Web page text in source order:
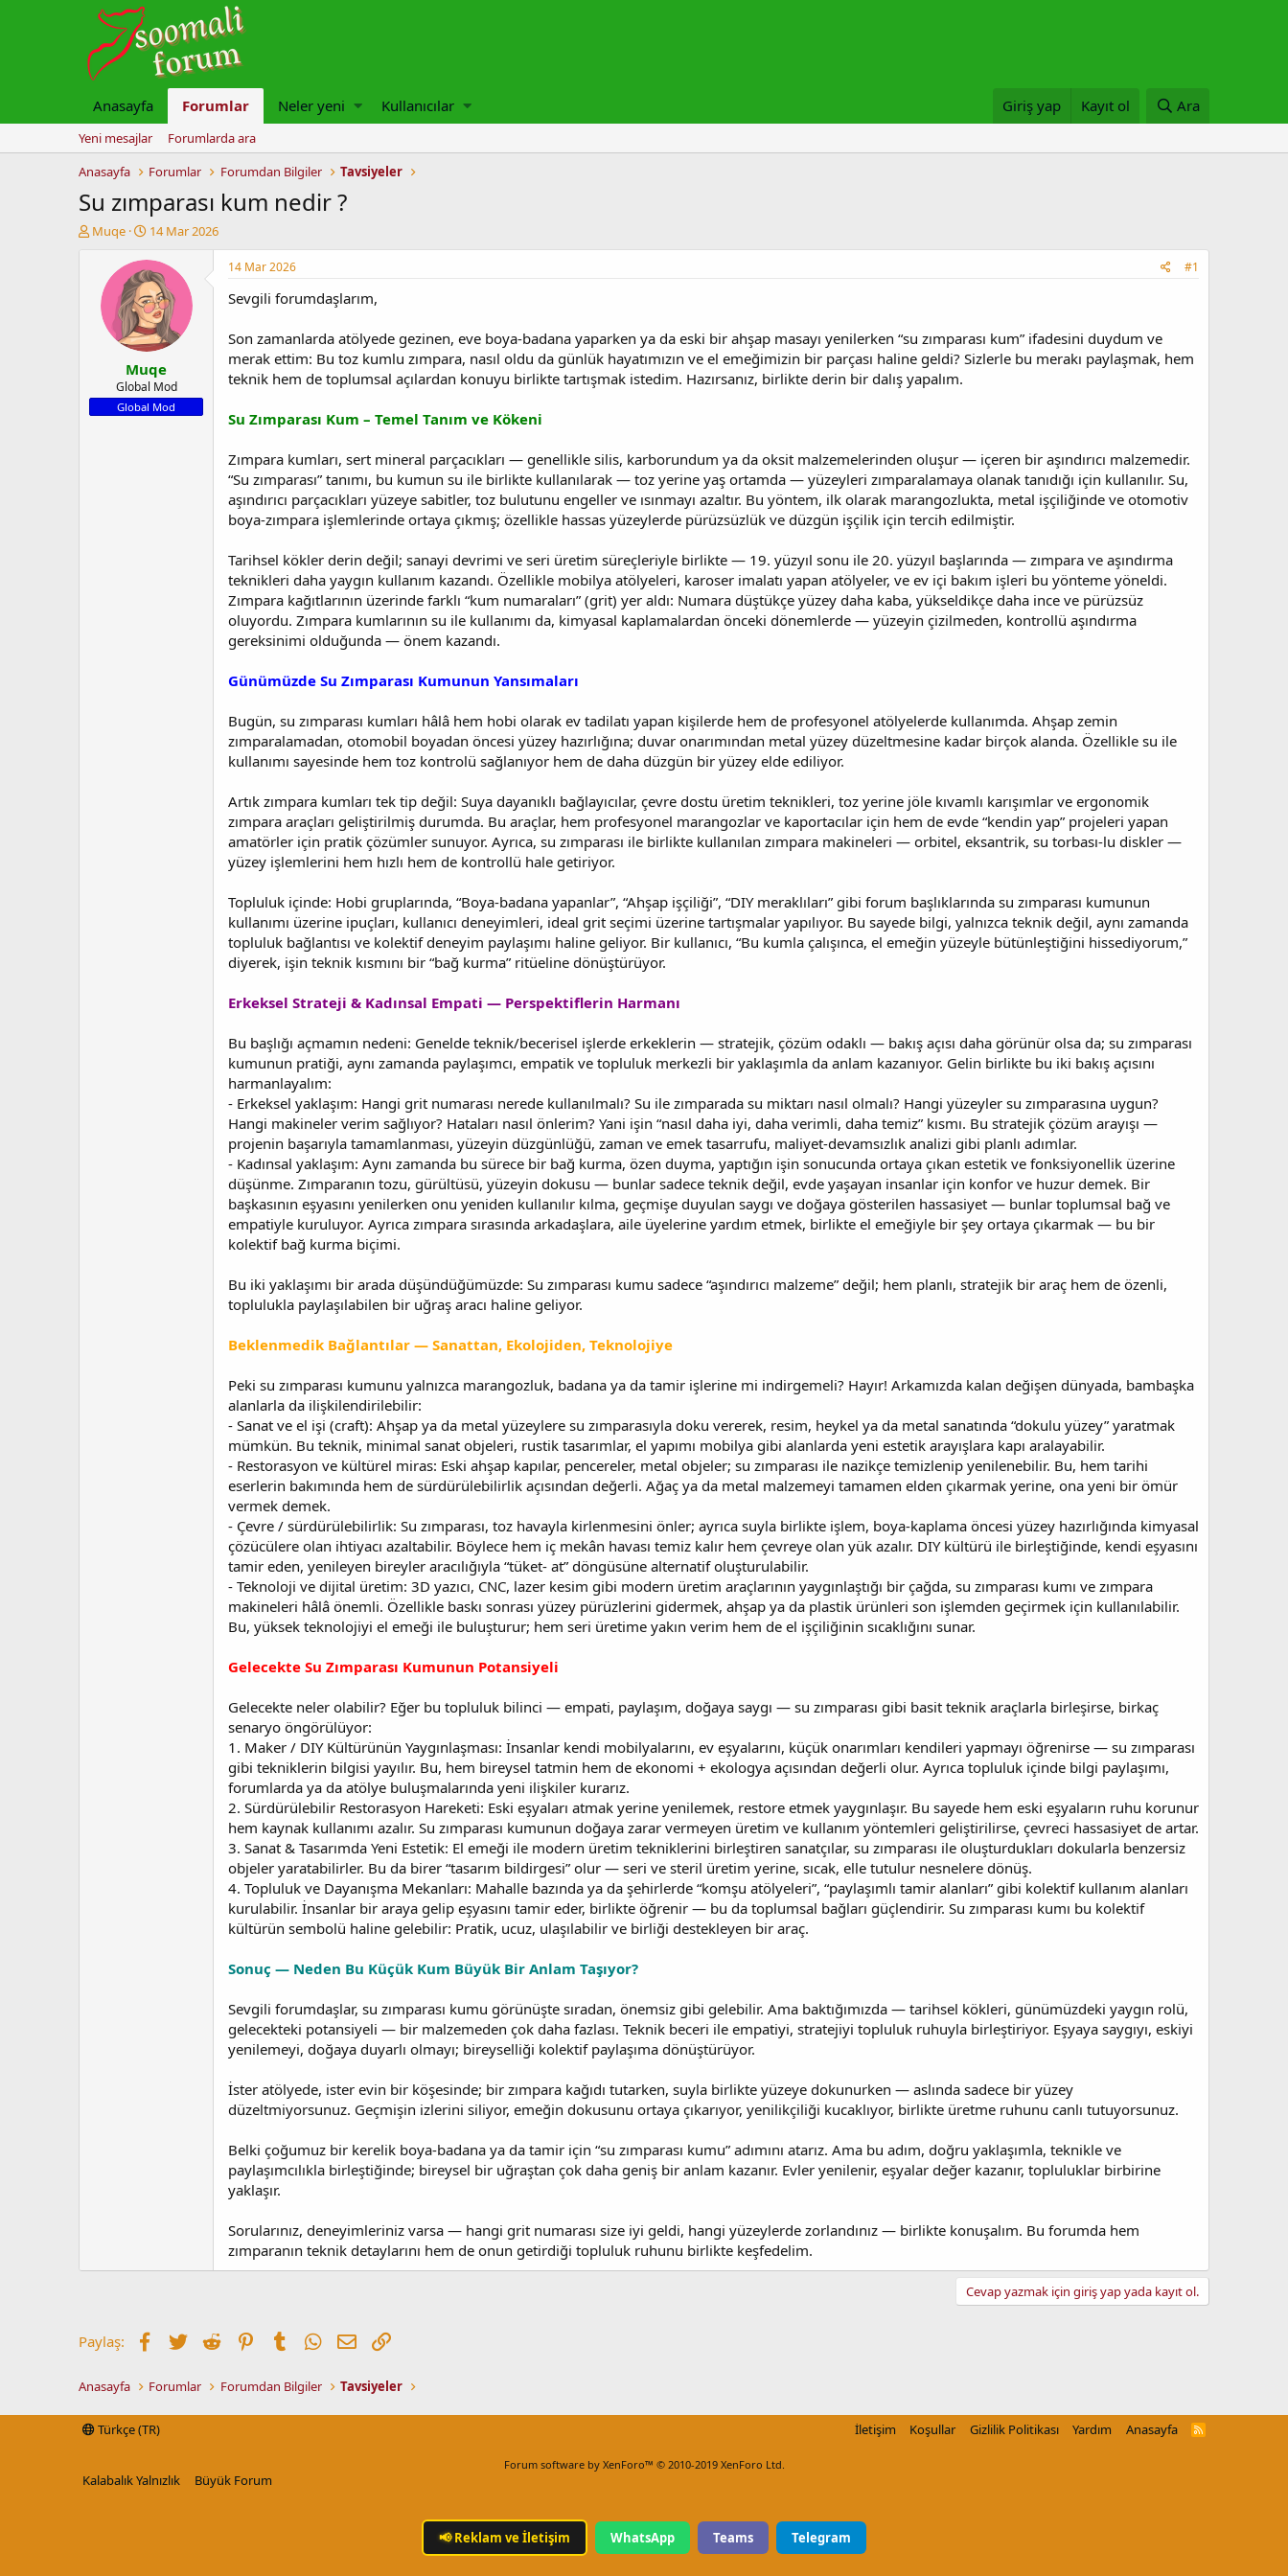
Anasayfa Forumlar Neler yeni Kullanıcılar Giriş yap Kayıt ol Ara
Yeni mesajlar
Forumlarda ara
Anasayfa
Forumlar Forumdan Bilgiler Tavsiyeler
Su zımparası kum nedir ?
K
a
t
Muqe
B
ş
l
a
n
g
ı
ç
t
a
r
14 Mar 2026
Muqe
Global Mod
Global Mod
14 Mar 2026 #1
Sevgili forumdaşlarım,
Son zamanlarda atölyede gezinen, eve boya‑badana yaparken ya da eski bir ahşap masayı yenilerken “su zımparası kum” ifadesini duydum ve
merak ettim: Bu toz kumlu zımpara, nasıl oldu da günlük hayatımızın ve el emeğimizin bir parçası haline geldi? Sizlerle bu merakı paylaşmak, hem
teknik hem de toplumsal açılardan konuyu birlikte tartışmak istedim. Hazırsanız, birlikte derin bir dalış yapalım.
Su Zımparası Kum – Temel Tanım ve Kökeni
Zımpara kumları, sert mineral parçacıkları — genellikle silis, karborundum ya da oksit malzemelerinden oluşur — içeren bir aşındırıcı malzemedir.
“Su zımparası” tanımı, bu kumun su ile birlikte kullanılarak — toz yerine yaş ortamda — yüzeyleri zımparalamaya olanak tanıdığı için kullanılır. Su,
aşındırıcı parçacıkları yüzeye sabitler, toz bulutunu engeller ve ısınmayı azaltır. Bu yöntem, ilk olarak marangozlukta, metal işçiliğinde ve otomotiv
boya‑zımpara işlemlerinde ortaya çıkmış; özellikle hassas yüzeylerde pürüzsüzlük ve düzgün işçilik için tercih edilmiştir.
Tarihsel kökler derin değil; sanayi devrimi ve seri üretim süreçleriyle birlikte — 19. yüzyıl sonu ile 20. yüzyıl başlarında — zımpara ve aşındırma
teknikleri daha yaygın kullanım kazandı. Özellikle mobilya atölyeleri, karoser imalatı yapan atölyeler, ve ev içi bakım işleri bu yönteme yöneldi.
Zımpara kağıtlarının üzerinde farklı “kum numaraları” (grit) yer aldı: Numara düştükçe yüzey daha kaba, yükseldikçe daha ince ve pürüzsüz
oluyordu. Zımpara kumlarının su ile kullanımı da, kimyasal kaplamalardan önceki dönemlerde — yüzeyin çizilmeden, kontrollü aşındırma
gereksinimi olduğunda — önem kazandı.
Günümüzde Su Zımparası Kumunun Yansımaları
Bugün, su zımparası kumları hâlâ hem hobi olarak ev tadilatı yapan kişilerde hem de profesyonel atölyelerde kullanımda. Ahşap zemin
zımparalamadan, otomobil boyadan öncesi yüzey hazırlığına; duvar onarımından metal yüzey düzeltmesine kadar birçok alanda. Özellikle su ile
kullanımı sayesinde hem toz kontrolü sağlanıyor hem de daha düzgün bir yüzey elde ediliyor.
Artık zımpara kumları tek tip değil: Suya dayanıklı bağlayıcılar, çevre dostu üretim teknikleri, toz yerine jöle kıvamlı karışımlar ve ergonomik
zımpara araçları geliştirilmiş durumda. Bu araçlar, hem profesyonel marangozlar ve kaportacılar için hem de evde “kendin yap” projeleri yapan
amatörler için pratik çözümler sunuyor. Ayrıca, su zımparası ile birlikte kullanılan zımpara makineleri — orbitel, eksantrik, su torbası‑lu diskler —
yüzey işlemlerini hem hızlı hem de kontrollü hale getiriyor.
Topluluk içinde: Hobi gruplarında, “Boya‑badana yapanlar”, “Ahşap işçiliği”, “DIY meraklıları” gibi forum başlıklarında su zımparası kumunun
kullanımı üzerine ipuçları, kullanıcı deneyimleri, ideal grit seçimi üzerine tartışmalar yapılıyor. Bu sayede bilgi, yalnızca teknik değil, aynı zamanda
topluluk bağlantısı ve kolektif deneyim paylaşımı haline geliyor. Bir kullanıcı, “Bu kumla çalışınca, el emeğin yüzeyle bütünleştiğini hissediyorum,”
diyerek, işin teknik kısmını bir “bağ kurma” ritüeline dönüştürüyor.
Erkeksel Strateji & Kadınsal Empati — Perspektiflerin Harmanı
Bu başlığı açmamın nedeni: Genelde teknik/becerisel işlerde erkeklerin — stratejik, çözüm odaklı — bakış açısı daha görünür olsa da; su zımparası
kumunun pratiği, aynı zamanda paylaşımcı, empatik ve topluluk merkezli bir yaklaşımla da anlam kazanıyor. Gelin birlikte bu iki bakış açısını
harmanlayalım:
- Erkeksel yaklaşım: Hangi grit numarası nerede kullanılmalı? Su ile zımparada su miktarı nasıl olmalı? Hangi yüzeyler su zımparasına uygun?
Hangi makineler verim sağlıyor? Hataları nasıl önlerim? Yani işin “nasıl daha iyi, daha verimli, daha temiz” kısmı. Bu stratejik çözüm arayışı —
projenin başarıyla tamamlanması, yüzeyin düzgünlüğü, zaman ve emek tasarrufu, maliyet-devamsızlık analizi gibi planlı adımlar.
- Kadınsal yaklaşım: Aynı zamanda bu sürece bir bağ kurma, özen duyma, yaptığın işin sonucunda ortaya çıkan estetik ve fonksiyonellik üzerine
düşünme. Zımparanın tozu, gürültüsü, yüzeyin dokusu — bunlar sadece teknik değil, evde yaşayan insanlar için konfor ve huzur demek. Bir
başkasının eşyasını yenilerken onu yeniden kullanılır kılma, geçmişe duyulan saygı ve doğaya gösterilen hassasiyet — bunlar toplumsal bağ ve
empatiyle kuruluyor. Ayrıca zımpara sırasında arkadaşlara, aile üyelerine yardım etmek, birlikte el emeğiyle bir şey ortaya çıkarmak — bu bir
kolektif bağ kurma biçimi.
Bu iki yaklaşımı bir arada düşündüğümüzde: Su zımparası kumu sadece “aşındırıcı malzeme” değil; hem planlı, stratejik bir araç hem de özenli,
toplulukla paylaşılabilen bir uğraş aracı haline geliyor.
Beklenmedik Bağlantılar — Sanattan, Ekolojiden, Teknolojiye
Peki su zımparası kumunu yalnızca marangozluk, badana ya da tamir işlerine mi indirgemeli? Hayır! Arkamızda kalan değişen dünyada, bambaşka
alanlarla da ilişkilendirilebilir:
- Sanat ve el işi (craft): Ahşap ya da metal yüzeylere su zımparasıyla doku vererek, resim, heykel ya da metal sanatında “dokulu yüzey” yaratmak
mümkün. Bu teknik, minimal sanat objeleri, rustik tasarımlar, el yapımı mobilya gibi alanlarda yeni estetik arayışlara kapı aralayabilir.
- Restorasyon ve kültürel miras: Eski ahşap kapılar, pencereler, metal objeler; su zımparası ile nazikçe temizlenip yenilenebilir. Bu, hem tarihi
eserlerin bakımında hem de sürdürülebilirlik açısından değerli. Ağaç ya da metal malzemeyi tamamen elden çıkarmak yerine, ona yeni bir ömür
vermek demek.
- Çevre / sürdürülebilirlik: Su zımparası, toz havayla kirlenmesini önler; ayrıca suyla birlikte işlem, boya‑kaplama öncesi yüzey hazırlığında kimyasal
çözücülere olan ihtiyacı azaltabilir. Böylece hem iç mekân havası temiz kalır hem çevreye olan yük azalır. DIY kültürü ile birleştiğinde, kendi eşyasını
tamir eden, yenileyen bireyler aracılığıyla “tüket‑ at” döngüsüne alternatif oluşturulabilir.
- Teknoloji ve dijital üretim: 3D yazıcı, CNC, lazer kesim gibi modern üretim araçlarının yaygınlaştığı bir çağda, su zımparası kumı ve zımpara
makineleri hâlâ önemli. Özellikle baskı sonrası yüzey pürüzlerini gidermek, ahşap ya da plastik ürünleri son işlemden geçirmek için kullanılabilir.
Bu, yüksek teknolojiyi el emeği ile buluşturur; hem seri üretime yakın verim hem de el işçiliğinin sıcaklığını sunar.
Gelecekte Su Zımparası Kumunun Potansiyeli
Gelecekte neler olabilir? Eğer bu topluluk bilinci — empati, paylaşım, doğaya saygı — su zımparası gibi basit teknik araçlarla birleşirse, birkaç
senaryo öngörülüyor:
1. Maker / DIY Kültürünün Yaygınlaşması: İnsanlar kendi mobilyalarını, ev eşyalarını, küçük onarımları kendileri yapmayı öğrenirse — su zımparası
gibi tekniklerin bilgisi yayılır. Bu, hem bireysel tatmin hem de ekonomi + ekologya açısından değerli olur. Ayrıca topluluk içinde bilgi paylaşımı,
forumlarda ya da atölye buluşmalarında yeni ilişkiler kurarız.
2. Sürdürülebilir Restorasyon Hareketi: Eski eşyaları atmak yerine yenilemek, restore etmek yaygınlaşır. Bu sayede hem eski eşyaların ruhu korunur
hem kaynak kullanımı azalır. Su zımparası kumunun doğaya zarar vermeyen üretim ve kullanım yöntemleri geliştirilirse, çevreci hassasiyet de artar.
3. Sanat & Tasarımda Yeni Estetik: El emeği ile modern üretim tekniklerini birleştiren sanatçılar, su zımparası ile oluşturdukları dokularla benzersiz
objeler yaratabilirler. Bu da birer “tasarım bildirgesi” olur — seri ve steril üretim yerine, sıcak, elle tutulur nesnelere dönüş.
4. Topluluk ve Dayanışma Mekanları: Mahalle bazında ya da şehirlerde “komşu atölyeleri”, “paylaşımlı tamir alanları” gibi kolektif kullanım alanları
kurulabilir. İnsanlar bir araya gelip eşyasını tamir eder, birlikte öğrenir — bu da toplumsal bağları güçlendirir. Su zımparası kumı bu kolektif
kültürün sembolü haline gelebilir: Pratik, ucuz, ulaşılabilir ve birliği destekleyen bir araç.
Sonuç — Neden Bu Küçük Kum Büyük Bir Anlam Taşıyor?
Sevgili forumdaşlar, su zımparası kumu görünüşte sıradan, önemsiz gibi gelebilir. Ama baktığımızda — tarihsel kökleri, günümüzdeki yaygın rolü,
gelecekteki potansiyeli — bir malzemeden çok daha fazlası. Teknik beceri ile empatiyi, stratejiyi topluluk ruhuyla birleştiriyor. Eşyaya saygıyı, eskiyi
yenilemeyi, doğaya duyarlı olmayı; bireyselliği kolektif paylaşıma dönüştürüyor.
İster atölyede, ister evin bir köşesinde; bir zımpara kağıdı tutarken, suyla birlikte yüzeye dokunurken — aslında sadece bir yüzey
düzeltmiyorsunuz. Geçmişin izlerini siliyor, emeğin dokusunu ortaya çıkarıyor, yenilikçiliği kucaklıyor, birlikte üretme ruhunu canlı tutuyorsunuz.
Belki çoğumuz bir kerelik boya‑badana ya da tamir için “su zımparası kumu” adımını atarız. Ama bu adım, doğru yaklaşımla, teknikle ve
paylaşımcılıkla birleştiğinde; bireysel bir uğraştan çok daha geniş bir anlam kazanır. Evler yenilenir, eşyalar değer kazanır, topluluklar birbirine
yaklaşır.
Sorularınız, deneyimleriniz varsa — hangi grit numarası size iyi geldi, hangi yüzeylerde zorlandınız — birlikte konuşalım. Bu forumda hem
zımparanın teknik detaylarını hem de onun getirdiği topluluk ruhunu birlikte keşfedelim.
Cevap yazmak için giriş yap yada kayıt ol.
Paylaş: Facebook
TwitterReddit PinterestTumblrWhatsApp
E-postaLink
Anasayfa Forumlar Forumdan Bilgiler Tavsiyeler
Türkçe (TR) İletişim Koşullar Gizlilik Politikası Yardım Anasayfa
R
Forum software by XenForo™ © 2010-2019 XenForo Ltd.
Kalabalık Yalnızlık Büyük Forum
📢Reklam ve İletişim WhatsApp Teams Telegram